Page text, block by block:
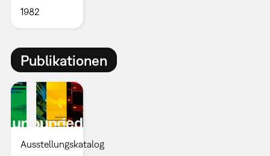
1982
Publikationen
Ausstellungskatalog